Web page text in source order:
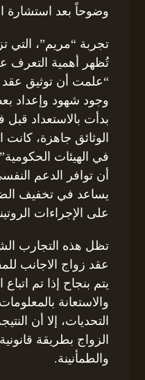
وضوحاً بعد استشارة
تجربة “مريم”،
تُظهر أهمية التعرف
“علمت أن توثيق
وجود شهود وإعداد
بدأت بالاستعداد قبل
الوثائق جاهزة،
في الهيئات
أن توافر الدعم
يساعد في تخفيف
على الإجراءات
تظل هذه التجارب
عقد زواج الاجانب
يتم بنجاح إذا تم
والاستعانة
التحديات، إلا أن
الزواج بطريقة
والطمأنينة.